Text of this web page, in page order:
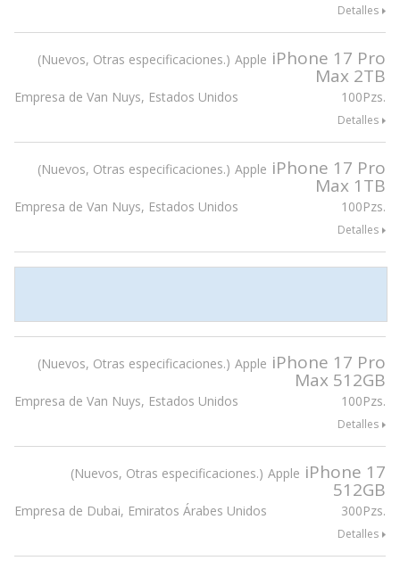
Detalles
Nuevos, Otras especificaciones. Apple iPhone 17 Pro
Max 2TB
100Pzs.
Empresa de Van Nuys, Estados Unidos
Detalles
Nuevos, Otras especificaciones. Apple iPhone 17 Pro
Max 1TB
100Pzs.
Empresa de Van Nuys, Estados Unidos
Detalles
Nuevos, Otras especificaciones. Apple iPhone 17 Pro
Max 512GB
100Pzs.
Empresa de Van Nuys, Estados Unidos
Detalles
Nuevos, Otras especificaciones. Apple iPhone 17
512GB
300Pzs.
Empresa de Dubai, Emiratos Árabes Unidos
Detalles